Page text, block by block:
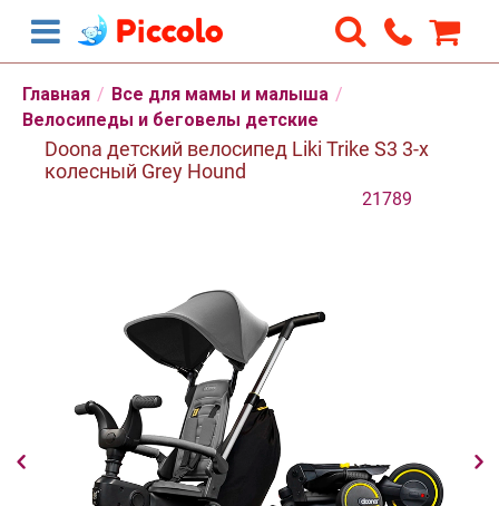
Главная / Все для мамы и малыша /
Велосипеды и беговелы детские
Doona детский велосипед Liki Trike S3 3-х
колесный Grey Hound
21789